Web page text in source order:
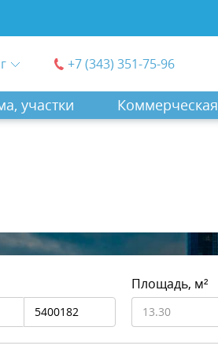
+7 (343) 351-75-96
участки Коммерческая
Площадь, м²